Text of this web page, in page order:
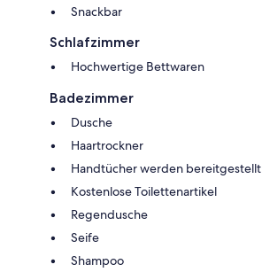
Snackbar
Schlafzimmer
Hochwertige Bettwaren
Badezimmer
Dusche
Haartrockner
Handtücher werden bereitgestellt
Kostenlose Toilettenartikel
Regendusche
Seife
Shampoo